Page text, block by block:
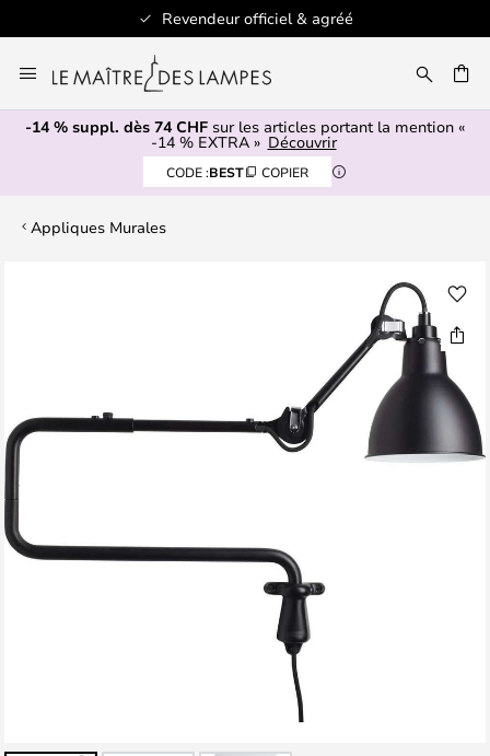
Revendeur officiel & agréé
au
contenu
-14 % suppl. dès 74 CHF sur les articles portant la mention «
-14 % EXTRA » Découvrir
CODE :BEST COPIER
Appliques Murales
images
gallery